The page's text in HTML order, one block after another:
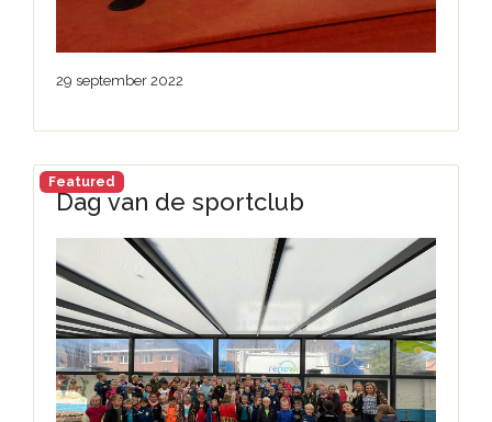
29 september 2022
Featured
Dag van de sportclub